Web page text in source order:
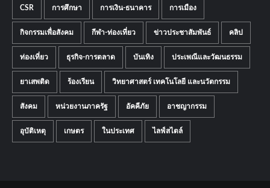
CSR การศึกษา การเงิน-ธนาคาร การเมือง
กิจกรรมเพื่อสังคม กีฬา-ท่องเที่ยว ข่าวประชาสัมพันธ์ คลิป
ท่องเที่ยว ธุรกิจ-การตลาด บันเทิง ประเพณีและวัฒนธรรม
ยาเสพติด ร้องเรียน วิทยาศาสตร์ เทคโนโลยี และนวัตกรรม
สังคม หน่วยงานภาครัฐ อัคคีภัย อาชญากรรม
อุบัติเหตุ เกษตร ในประเทศ ไลฟ์สไตล์